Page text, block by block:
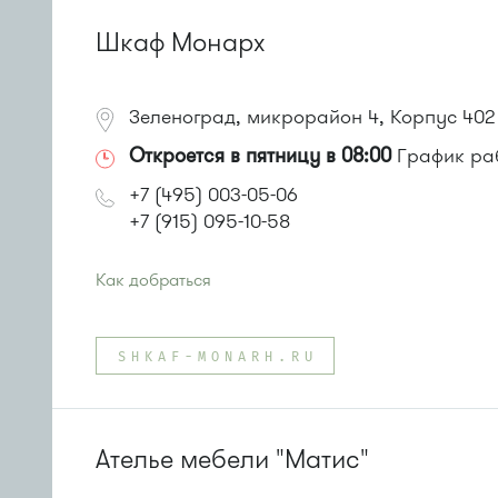
Шкаф Монарх
Зеленоград, микрорайон 4, Корпус 402
Откроется в пятницу в 08:00График
+7 (495) 003-05-06
+7 (915) 095-10-58
Как добраться
Автобусы № 1, 3, 8, 11, 19, 29, 32.
или до остановки"Магазин "Океан""
SHKAF-MONARH.RU
Ателье мебели "Матис"